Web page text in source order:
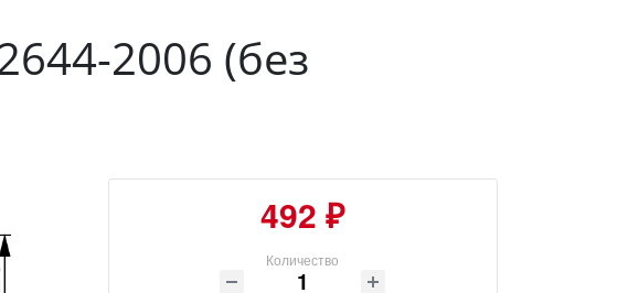
2006 (без
492 ₽
Количество